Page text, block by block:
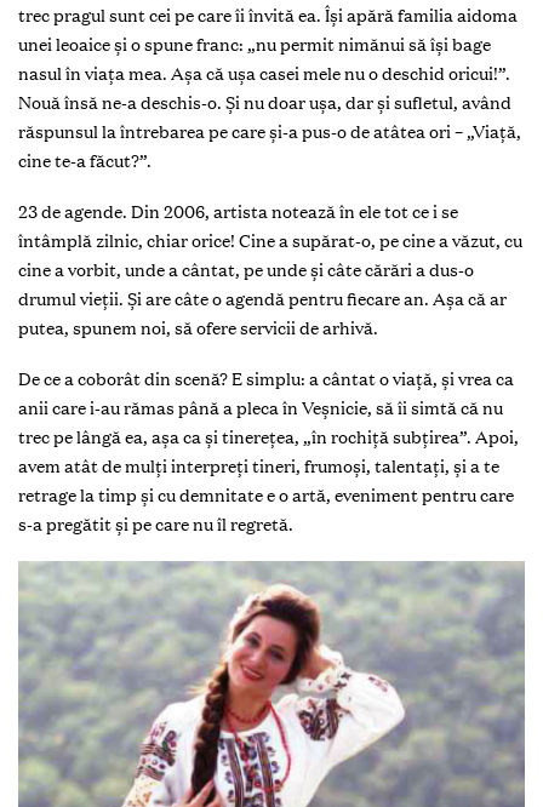
trec pragul sunt cei pe care îi învită ea. Își apără familia aidoma
unei leoaice și o spune franc: „nu permit nimănui să își bage
nasul în viața mea. Așa că ușa casei mele nu o deschid oricui!”.
Nouă însă ne-a deschis-o. Și nu doar ușa, dar și sufletul, având
răspunsul la întrebarea pe care și-a pus-o de atâtea ori – „Viață,
cine te-a făcut?”.
23 de agende. Din 2006, artista notează în ele tot ce i se
întâmplă zilnic, chiar orice! Cine a supărat-o, pe cine a văzut, cu
cine a vorbit, unde a cântat, pe unde și câte cărări a dus-o
drumul vieții. Și are câte o agendă pentru fiecare an. Așa că ar
putea, spunem noi, să ofere servicii de arhivă.
De ce a coborât din scenă? E simplu: a cântat o viață, și vrea ca
anii care i-au rămas până a pleca în Veșnicie, să îi simtă că nu
trec pe lângă ea, așa ca și tinerețea, „în rochiță subțirea”. Apoi,
avem atât de mulți interpreți tineri, frumoși, talentați, și a te
retrage la timp și cu demnitate e o artă, eveniment pentru care
s-a pregătit și pe care nu îl regretă.